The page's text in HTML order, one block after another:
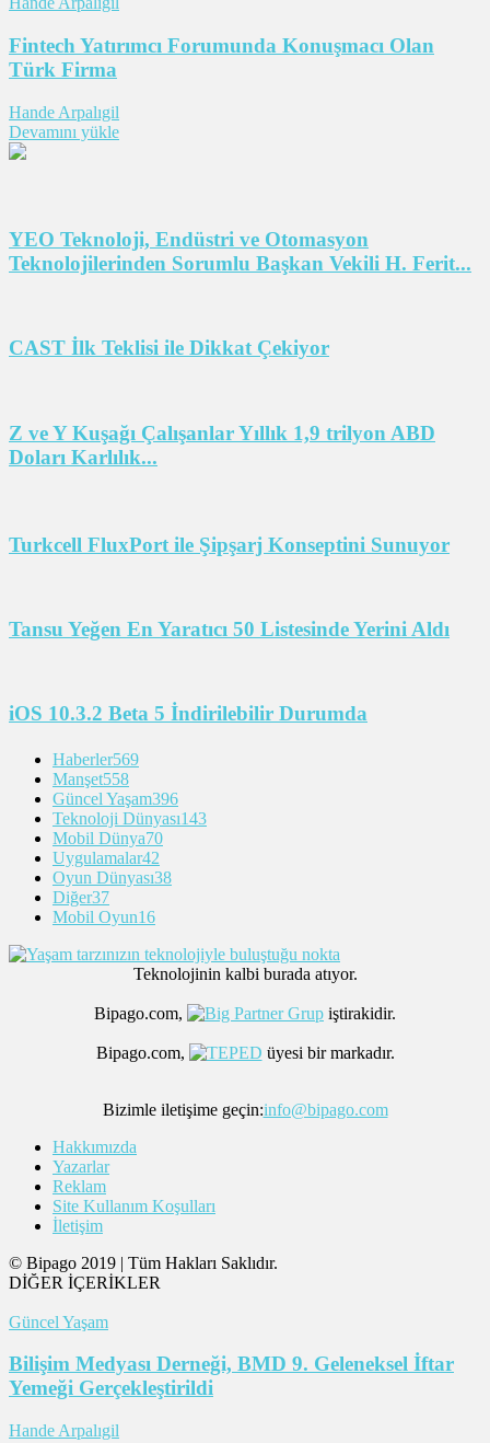
Fintech Yatırımcı Forumunda Konuşmacı Olan
Türk Firma
Hande Arpalıgil
Devamını yükle
YEO Teknoloji, Endüstri ve Otomasyon
Teknolojilerinden Sorumlu Başkan Vekili H. Ferit...
CAST İlk Teklisi ile Dikkat Çekiyor
Z ve Y Kuşağı Çalışanlar Yıllık 1,9 trilyon ABD
Doları Karlılık...
Turkcell FluxPort ile Şipşarj Konseptini Sunuyor
Tansu Yeğen En Yaratıcı 50 Listesinde Yerini Aldı
iOS 10.3.2 Beta 5 İndirilebilir Durumda
Haberler569
Manşet558
Güncel Yaşam396
Teknoloji Dünyası143
Mobil Dünya70
Uygulamalar42
Oyun Dünyası38
Diğer37
Mobil Oyun16
Teknolojinin kalbi burada atıyor.
Bipago.com, iştirakidir.
Bipago.com, üyesi bir markadır.
Bizimle iletişime geçin:info@bipago.com
Hakkımızda
Yazarlar
Reklam
Site Kullanım Koşulları
İletişim
© Bipago 2019 | Tüm Hakları Saklıdır.
DİĞER İÇERİKLER
Güncel Yaşam
Bilişim Medyası Derneği, BMD 9. Geleneksel İftar
Yemeği Gerçekleştirildi
Hande Arpalıgil